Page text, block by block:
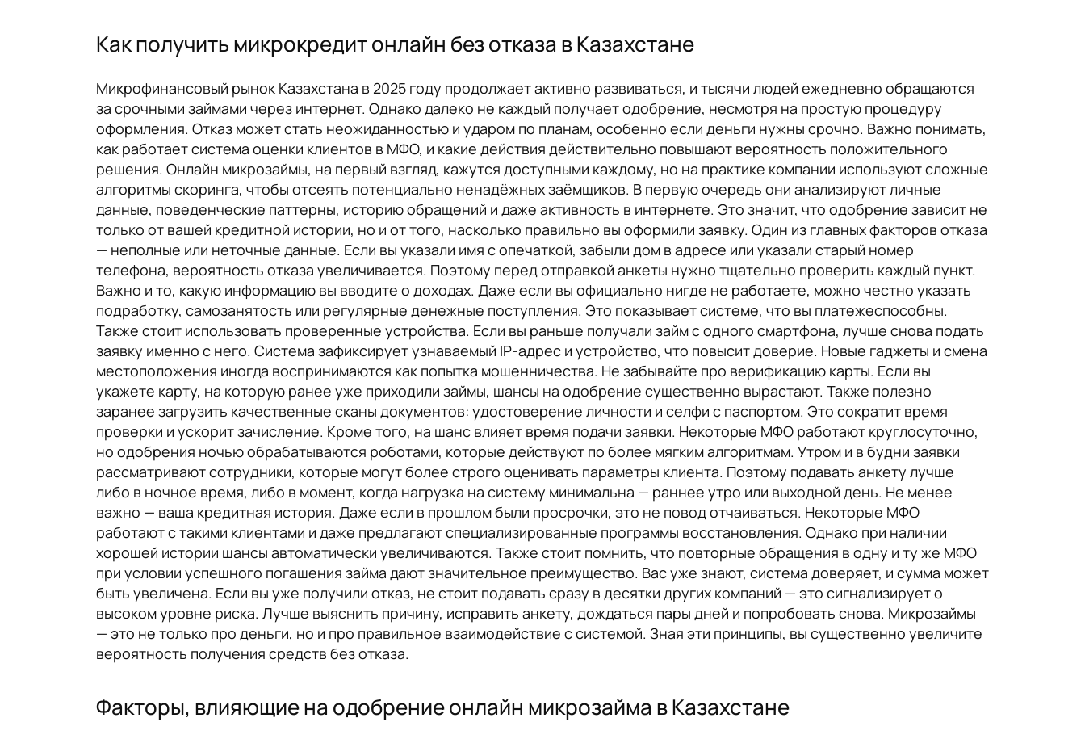
Как получить микрокредит онлайн без отказа в Казахстане
Микрофинансовый рынок Казахстана в 2025 году продолжает активно развиваться, и тысячи людей ежедневно обращаются
за срочными займами через интернет. Однако далеко не каждый получает одобрение, несмотря на простую процедуру
оформления. Отказ может стать неожиданностью и ударом по планам, особенно если деньги нужны срочно. Важно понимать,
как работает система оценки клиентов в МФО, и какие действия действительно повышают вероятность положительного
решения. Онлайн микрозаймы, на первый взгляд, кажутся доступными каждому, но на практике компании используют сложные
алгоритмы скоринга, чтобы отсеять потенциально ненадёжных заёмщиков. В первую очередь они анализируют личные
данные, поведенческие паттерны, историю обращений и даже активность в интернете. Это значит, что одобрение зависит не
только от вашей кредитной истории, но и от того, насколько правильно вы оформили заявку. Один из главных факторов отказа
— неполные или неточные данные. Если вы указали имя с опечаткой, забыли дом в адресе или указали старый номер
телефона, вероятность отказа увеличивается. Поэтому перед отправкой анкеты нужно тщательно проверить каждый пункт.
Важно и то, какую информацию вы вводите о доходах. Даже если вы официально нигде не работаете, можно честно указать
подработку, самозанятость или регулярные денежные поступления. Это показывает системе, что вы платежеспособны.
Также стоит использовать проверенные устройства. Если вы раньше получали займ с одного смартфона, лучше снова подать
заявку именно с него. Система зафиксирует узнаваемый IP-адрес и устройство, что повысит доверие. Новые гаджеты и смена
местоположения иногда воспринимаются как попытка мошенничества. Не забывайте про верификацию карты. Если вы
укажете карту, на которую ранее уже приходили займы, шансы на одобрение существенно вырастают. Также полезно
заранее загрузить качественные сканы документов: удостоверение личности и селфи с паспортом. Это сократит время
проверки и ускорит зачисление. Кроме того, на шанс влияет время подачи заявки. Некоторые МФО работают круглосуточно,
но одобрения ночью обрабатываются роботами, которые действуют по более мягким алгоритмам. Утром и в будни заявки
рассматривают сотрудники, которые могут более строго оценивать параметры клиента. Поэтому подавать анкету лучше
либо в ночное время, либо в момент, когда нагрузка на систему минимальна — раннее утро или выходной день. Не менее
важно — ваша кредитная история. Даже если в прошлом были просрочки, это не повод отчаиваться. Некоторые МФО
работают с такими клиентами и даже предлагают специализированные программы восстановления. Однако при наличии
хорошей истории шансы автоматически увеличиваются. Также стоит помнить, что повторные обращения в одну и ту же МФО
при условии успешного погашения займа дают значительное преимущество. Вас уже знают, система доверяет, и сумма может
быть увеличена. Если вы уже получили отказ, не стоит подавать сразу в десятки других компаний — это сигнализирует о
высоком уровне риска. Лучше выяснить причину, исправить анкету, дождаться пары дней и попробовать снова. Микрозаймы
— это не только про деньги, но и про правильное взаимодействие с системой. Зная эти принципы, вы существенно увеличите
вероятность получения средств без отказа.
Факторы, влияющие на одобрение онлайн микрозайма в Казахстане